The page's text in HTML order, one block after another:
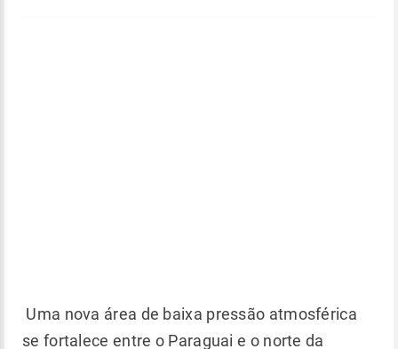
Uma nova área de baixa pressão atmosférica
se fortalece entre o Paraguai e o norte da